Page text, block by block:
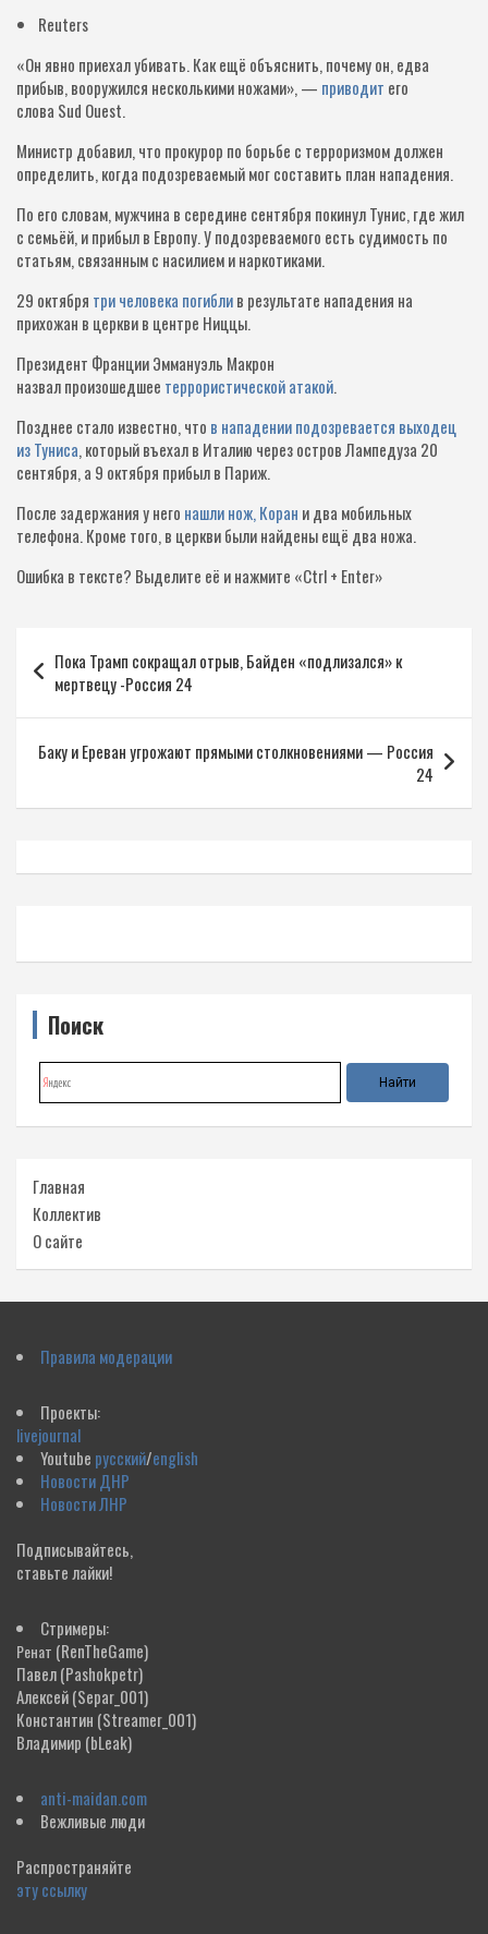
Reuters
«Он явно приехал убивать. Как ещё объяснить, почему он, едва
прибыв, вооружился несколькими ножами», — приводит его
слова Sud Ouest.
Министр добавил, что прокурор по борьбе с терроризмом должен
определить, когда подозреваемый мог составить план нападения.
По его словам, мужчина в середине сентября покинул Тунис, где жил
с семьёй, и прибыл в Европу. У подозреваемого есть судимость по
статьям, связанным с насилием и наркотиками.
29 октября три человека погиблив результате нападения на
прихожан в церкви в центре Ниццы.
Президент Франции Эммануэль Макрон
назвал произошедшее террористической атакой.
Позднее стало известно, что в нападении подозревается выходец
из Туниса, который въехал в Италию через остров Лампедуза 20
сентября, а 9 октября прибыл в Париж.
После задержания у него нашли нож, Коран и два мобильных
телефона. Кроме того, в церкви были найдены ещё два ножа.
Ошибка в тексте? Выделите её и нажмите «Ctrl + Enter»
по
записям
Пока Трамп сокращал отрыв, Байден «подлизался» к
мертвецу -Россия 24
Баку и Ереван угрожают прямыми столкновениями — Россия
24
Поиск
Главная
Коллектив
О сайте
Правила модерации
Проекты:
livejournal
Youtube русский/english
Новости ДНР
Новости ЛНР
Подписывайтесь,
ставьте лайки!
Стримеры:
Ренат (RenTheGame)
Павел(Pashokpetr)
Алексей(Separ_001)
Константин (Streamer_001)
Владимир (bLeak)
anti-maidan.com
Вежливые люди
Распространяйте
эту ссылку